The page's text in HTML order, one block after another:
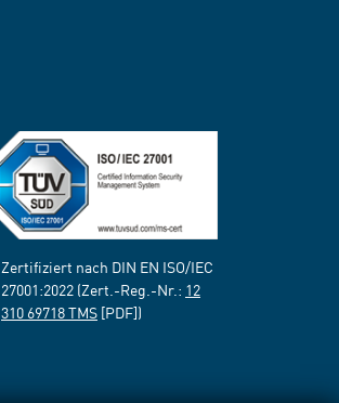
Zertifiziert nach DIN EN ISO/IEC
27001:2022 (Zert.-Reg.-Nr.: 12
310 69718 TMS [PDF])